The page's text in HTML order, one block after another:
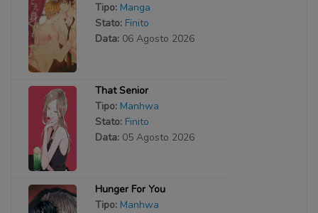
Tipo: Manga
Stato: Finito
Data: 06 Agosto 2026
That Senior
Tipo: Manhwa
Stato: Finito
Data: 05 Agosto 2026
Hunger For You
Tipo: Manhwa